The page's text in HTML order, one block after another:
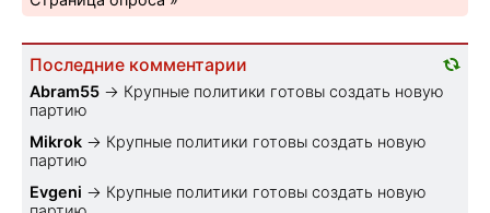
Последние комментарии
Abram55 → Крупные политики готовы создать новую
партию
Mikrok → Крупные политики готовы создать новую
партию
Evgeni → Крупные политики готовы создать новую